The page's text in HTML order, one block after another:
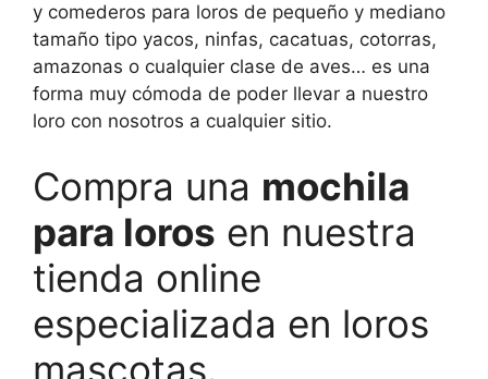
y comederos para loros de pequeño y mediano
tamaño tipo yacos, ninfas, cacatuas, cotorras,
amazonas o cualquier clase de aves… es una
forma muy cómoda de poder llevar a nuestro
loro con nosotros a cualquier sitio.
Compra una mochila
para loros en nuestra
tienda online
especializada en loros
mascotas.